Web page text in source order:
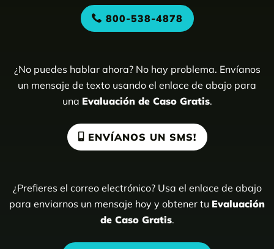
800-538-4878
¿No puedes hablar ahora? No hay problema. Envíanos
un mensaje de texto usando el enlace de abajo para
una Evaluación de Caso Gratis.
ENVÍANOS UN SMS!
¿Prefieres el correo electrónico? Usa el enlace de abajo
para enviarnos un mensaje hoy y obtener tu Evaluación
de Caso Gratis.